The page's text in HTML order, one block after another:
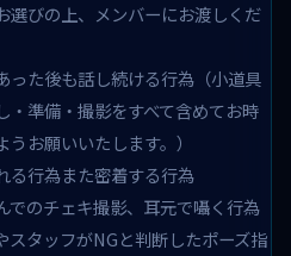
選びの上、メンバーにお渡しくだ
った後も話し続ける行為（小道具
・準備・撮影をすべて含めてお時
お願いいたします。）
る行為また密着する行為
でのチェキ撮影、耳元で囁く行為
スタッフがNGと判断したポーズ指